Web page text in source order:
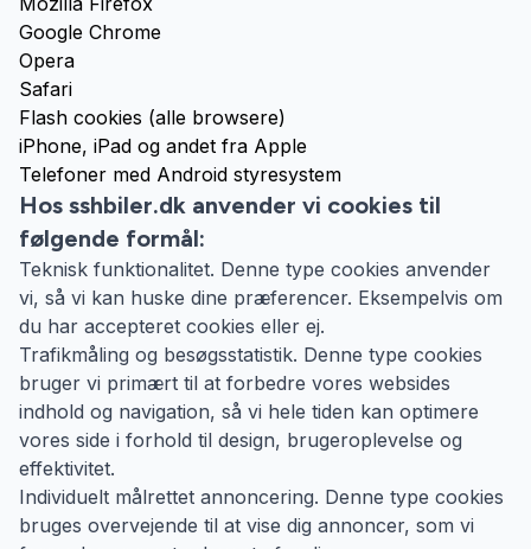
Google Chrome
Opera
Safari
Flash cookies (alle browsere)
iPhone, iPad og andet fra Apple
Telefoner med Android styresystem
Hos sshbiler.dk anvender vi cookies til
følgende formål:
Teknisk funktionalitet. Denne type cookies anvender
vi, så vi kan huske dine præferencer. Eksempelvis om
du har accepteret cookies eller ej.
Trafikmåling og besøgsstatistik. Denne type cookies
bruger vi primært til at forbedre vores websides
indhold og navigation, så vi hele tiden kan optimere
vores side i forhold til design, brugeroplevelse og
effektivitet.
Individuelt målrettet annoncering. Denne type cookies
bruges overvejende til at vise dig annoncer, som vi